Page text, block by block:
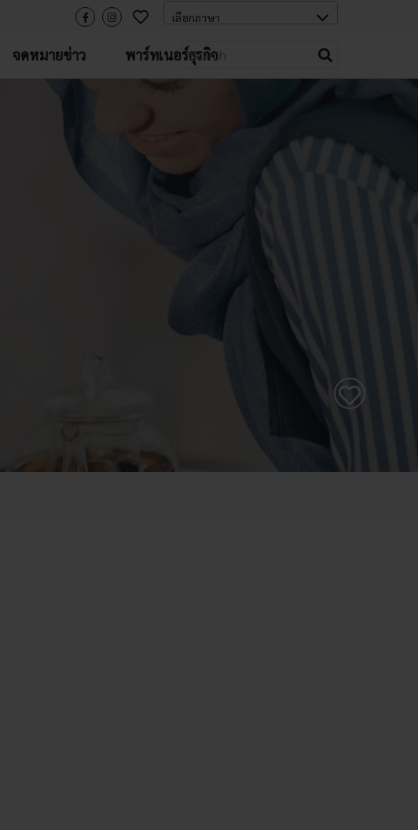
จดหมายข่าว พาร์ทเนอร์ธุรกิจ